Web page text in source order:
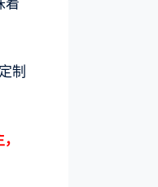
着
制